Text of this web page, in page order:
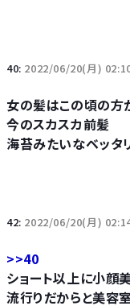
40: 2022/06/20(月)
女の髪はこの頃の方
今のスカスカ前髪
海苔みたいなベッタ
42: 2022/06/20(月)
>>40
ショート以上に小顔
流行りだからと美容